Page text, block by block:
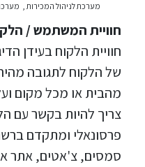
מערכת לניהול המכירות ,
חוויית המשתמש /
חוויית הלקוח בעידן
של הלקוח לתגובה
מהבית או מכל מקום
צריך להיות בקשר עם
פרסונאלי ומתקדם
סמסים, צ'אטים, אתר